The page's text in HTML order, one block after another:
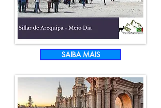
SAIBA MAIS